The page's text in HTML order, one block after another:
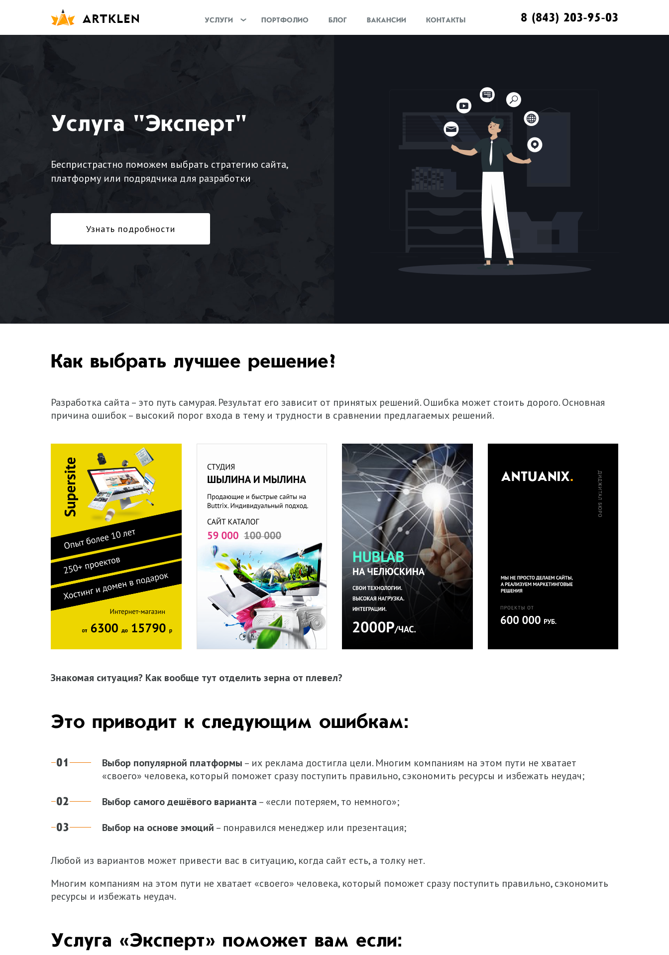
УСЛУГИ ПОРТФОЛИО БЛОГ ВАКАНСИИ КОНТАКТЫ 8 (843) 203-95-03
Услуга "Эксперт"
Беспристрастно поможем выбрать стратегию сайта,
платформу или подрядчика для разработки
Узнать подробности
Как выбрать лучшее решение?
Разработка сайта – это путь самурая. Результат его зависит от принятых решений. Ошибка может стоить дорого. Основная
причина ошибок – высокий порог входа в тему и трудности в сравнении предлагаемых решений.
Знакомая ситуация? Как вообще тут отделить зерна от плевел?
Это приводит к следующим ошибкам:
Выбор популярной платформы – их реклама достигла цели. Многим компаниям на этом пути не хватает
«своего» человека, который поможет сразу поступить правильно, сэкономить ресурсы и избежать неудач;
Выбор самого дешёвого варианта – «если потеряем, то немного»;
Выбор на основе эмоций – понравился менеджер или презентация;
Любой из вариантов может привести вас в ситуацию, когда сайт есть, а толку нет.
Многим компаниям на этом пути не хватает «своего» человека, который поможет сразу поступить правильно, сэкономить
ресурсы и избежать неудач.
Услуга «Эксперт» поможет вам если: